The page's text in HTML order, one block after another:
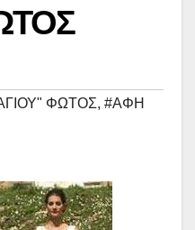
ΦΩΤΟΣ, #ΑΦΗ